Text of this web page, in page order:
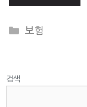
CATEGORIES
보험
검색